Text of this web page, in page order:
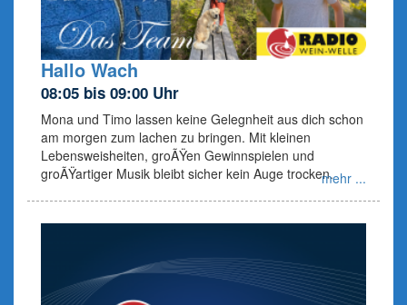
Hallo Wach
08:05 bis 09:00 Uhr
Mona und Timo lassen keine Gelegnheit aus dich schon
am morgen zum lachen zu bringen. Mit kleinen
Lebensweisheiten, groÃŸen Gewinnspielen und
groÃŸartiger Musik bleibt sicher kein Auge trocken.mehr ...